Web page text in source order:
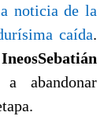
noticia de la
caída.
IneosSebatián
abandonar